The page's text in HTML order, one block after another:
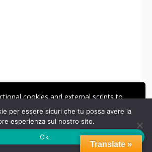
cookies and external scripts to
ACCETTA
l'archivio
Translate »
per essere sicuri che tu possa avere la
esperienza sul nostro sito.
Ok